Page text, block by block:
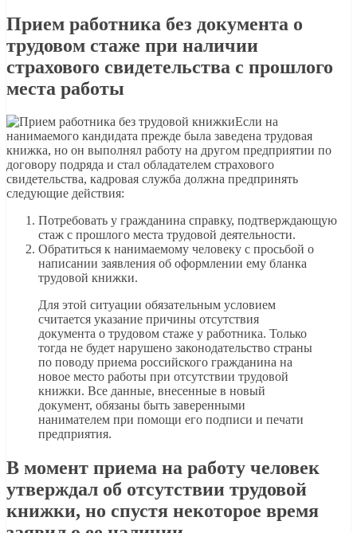
Прием работника без документа о
трудовом стаже при наличии
страхового свидетельства с прошлого
места работы
Если на
нанимаемого кандидата прежде была заведена трудовая
книжка, но он выполнял работу на другом предприятии по
договору подряда и стал обладателем страхового
свидетельства, кадровая служба должна предпринять
следующие действия:
Потребовать у гражданина справку, подтверждающую
стаж с прошлого места трудовой деятельности.
Обратиться к нанимаемому человеку с просьбой о
написании заявления об оформлении ему бланка
трудовой книжки.
Для этой ситуации обязательным условием
считается указание причины отсутствия
документа о трудовом стаже у работника. Только
тогда не будет нарушено законодательство страны
по поводу приема российского гражданина на
новое место работы при отсутствии трудовой
книжки. Все данные, внесенные в новый
документ, обязаны быть заверенными
нанимателем при помощи его подписи и печати
предприятия.
В момент приема на работу человек
утверждал об отсутствии трудовой
книжки, но спустя некоторое время